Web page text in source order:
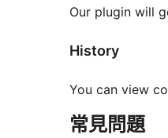
Our plugin will
History
You can view
常見問題